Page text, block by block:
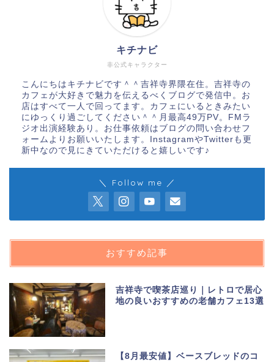
非公式キャラクター
キチナビ
こんにちはキチナビです＾＾吉祥寺界隈在住。吉祥寺の
カフェが大好きで魅力を伝えるべくブログで発信中。お
店はすべて一人で回ってます。カフェにいるときみたい
にゆっくり過ごしてください＾＾月最高49万PV。FMラ
ジオ出演経験あり。お仕事依頼はブログの問い合わせフ
ォームよりお願いいたします。InstagramやTwitterも更
新中なので見にきていただけると嬉しいです♪
＼ Follow me ／
おすすめ記事
吉祥寺で喫茶店巡り｜レトロで居心
地の良いおすすめの老舗カフェ13選
【8月最安値】ベースブレッドのコ